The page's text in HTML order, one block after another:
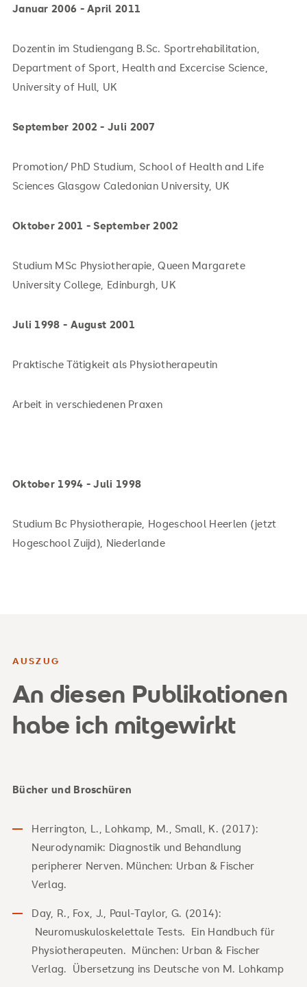
Januar 2006 - April 2011
Dozentin im Studiengang B.Sc. Sportrehabilitation,
Department of Sport, Health and Excercise Science,
University of Hull, UK
September 2002 - Juli 2007
Promotion/ PhD Studium, School of Health and Life
Sciences Glasgow Caledonian University, UK
Oktober 2001 - September 2002
Studium MSc Physiotherapie, Queen Margarete
University College, Edinburgh, UK
Juli 1998 - August 2001
Praktische Tätigkeit als Physiotherapeutin
Arbeit in verschiedenen Praxen
Oktober 1994 - Juli 1998
Studium Bc Physiotherapie, Hogeschool Heerlen (jetzt
Hogeschool Zuijd), Niederlande
AUSZUG
An diesen Publikationen
habe ich mitgewirkt
Bücher und Broschüren
Herrington, L., Lohkamp, M., Small, K. (2017):
Neurodynamik: Diagnostik und Behandlung
peripherer Nerven. München: Urban & Fischer
Verlag.
Day, R., Fox, J., Paul-Taylor, G. (2014):
Neuromuskuloskelettale Tests. Ein Handbuch für
Physiotherapeuten. München: Urban & Fischer
Verlag. Übersetzung ins Deutsche von M. Lohkamp